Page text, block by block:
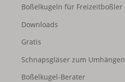
Boßelkugeln für Freizeitboßler
Downloads
Gratis
Schnapsgläser zum Umhängen
Boßelkugel-Berater